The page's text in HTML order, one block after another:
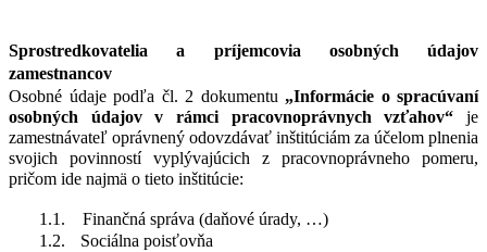
Sprostredkovatelia a príjemcovia osobných údajov
zamestnancov
Osobné údaje podľa čl. 2 dokumentu „Informácie o spracúvaní
osobných údajov v rámci pracovnoprávnych vzťahov“ je
zamestnávateľ oprávnený odovzdávať inštitúciám za účelom plnenia
svojich povinností vyplývajúcich z pracovnoprávneho pomeru,
pričom ide najmä o tieto inštitúcie:
1.1.
Finančná správa (daňové úrady, …)
1.2.
Sociálna poisťovňa